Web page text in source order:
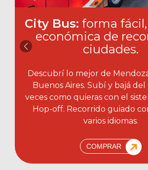
City Bus: forma
económica de
ciudades.​
Descubrí lo mejor de
Buenos Aires. Subí y bajá
veces como quieras con el
Hop-off. Recorrido guiado
varios idiomas.
COMPRAR